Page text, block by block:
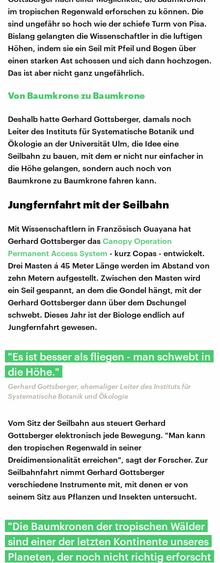
im tropischen Regenwald erforschen zu können. Die
sind ungefähr so hoch wie der schiefe Turm von Pisa.
Bislang gelangten die Wissenschaftler in die luftigen
Höhen, indem sie ein Seil mit Pfeil und Bogen über
einen starken Ast schossen und sich dann hochzogen.
Das ist aber nicht ganz ungefährlich.
Von Baumkrone zu Baumkrone
Deshalb hatte Gerhard Gottsberger, damals noch
Leiter des Instituts für Systematische Botanik und
Ökologie an der Universität Ulm, die Idee eine
Seilbahn zu bauen, mit dem er nicht nur einfacher in
die Höhe gelangen, sondern auch noch von
Baumkrone zu Baumkrone fahren kann.
Jungfernfahrt mit der Seilbahn
Mit Wissenschaftlern in Französisch Guayana hat
Gerhard Gottsberger das Canopy Operation
Permanent Access System - kurz Copas - entwickelt.
Drei Masten á 45 Meter Länge werden im Abstand von
zehn Metern aufgestellt. Zwischen den Masten wird
ein Seil gespannt, an dem die Gondel hängt, mit der
Gerhard Gottsberger dann über dem Dschungel
schwebt. Dieses Jahr ist der Biologe endlich auf
Jungfernfahrt gewesen.
"Es ist besser als fliegen - man schwebt in
die Höhe."
Gerhard Gottsberger, ehemaliger Leiter des Instituts für
Systematische Botanik und Ökologie
Vom Sitz der Seilbahn aus steuert Gerhard
Gottsberger elektronisch jede Bewegung. "Man kann
den tropischen Regenwald in seiner
Dreidimensionalität erreichen", sagt der Forscher. Zur
Seilbahnfahrt nimmt Gerhard Gottsberger
verschiedene Instrumente mit, mit denen er von
seinem Sitz aus Pflanzen und Insekten untersucht.
"Die Baumkronen der tropischen Wälder
sind einer der letzten Kontinente unseres
Planeten, der noch nicht richtig erforscht